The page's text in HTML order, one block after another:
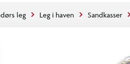
leg Leg i haven Sandkasser